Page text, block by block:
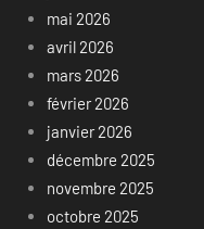
mai 2026
avril 2026
mars 2026
février 2026
janvier 2026
décembre 2025
novembre 2025
octobre 2025